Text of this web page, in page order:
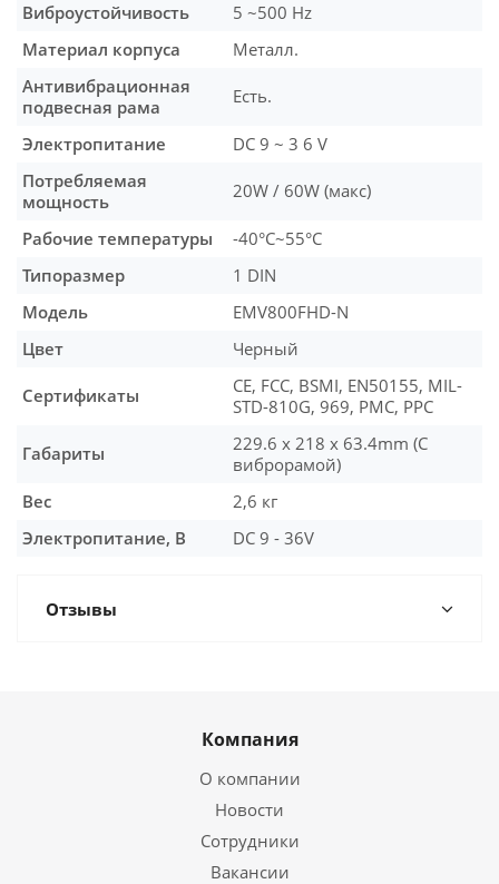
Виброустойчивость
5 ~500 Hz
Материал корпуса
Металл.
Антивибрационная
подвесная рама
Есть.
Электропитание
DC 9 ~ 3 6 V
Потребляемая
мощность
20W / 60W (макс)
Рабочие температуры
-40°C~55°C
Типоразмер
1 DIN
Модель
EMV800FHD-N
Цвет
Черный
Сертификаты
CE, FCC, BSMI, EN50155, MIL-
STD-810G, 969, PMC, PPC
Габариты
229.6 x 218 x 63.4mm (С
виброрамой)
Вес
2,6 кг
Электропитание, В
DC 9 - 36V
Отзывы
Компания
О компании
Новости
Сотрудники
Вакансии